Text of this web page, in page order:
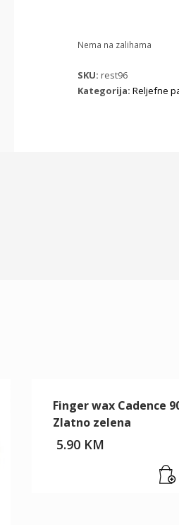
Nema na zalihama
SKU: rest96
Kategorija: Reljefne
Finger wax Cadence
Zlatno zelena
5.90 KM